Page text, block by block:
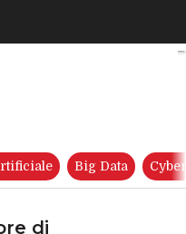
“veicolatore di
Big Data
di